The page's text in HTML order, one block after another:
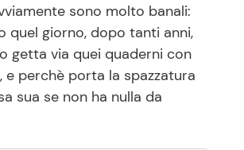
sono molto banali:
quel giorno, dopo tanti anni,
getta via quei quaderni con
e perchè porta la spazzatura
sua se non ha nulla da